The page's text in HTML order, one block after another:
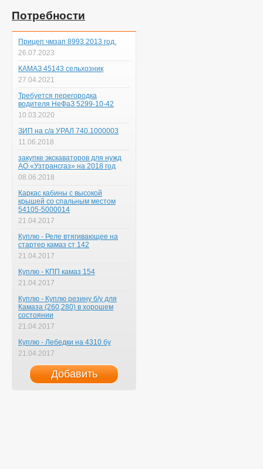
Потребности
Прицеп чмзап 8993 2013 год.
26.07.2023
КАМАЗ 45143 сельхозник
27.04.2021
Требуется перегородка
водителя НеФаЗ 5299-10-42
10.03.2020
ЗИП на с/а УРАЛ 740.1000003
11.06.2018
закупке экскаваторов для нужд
АО «Узтрансгаз» на 2018 год
08.06.2018
Каркас кабины с высокой
крышей со спальным местом
54105-5000014
21.04.2017
Куплю - Реле втягивающее на
стартер камаз ст 142
21.04.2017
Куплю - КПП камаз 154
21.04.2017
Куплю - Куплю резину б/у для
Камаза (260,280) в хорошем
состоянии
21.04.2017
Куплю - Лебедки на 4310 бу
21.04.2017
Добавить